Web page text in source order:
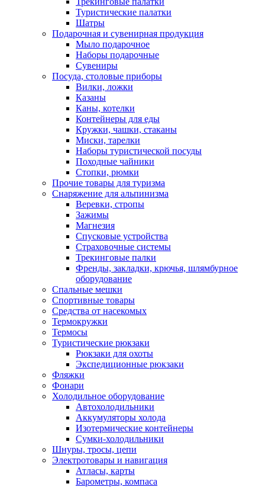
Туристические палатки
Шатры
Подарочная и сувенирная продукция
Мыло подарочное
Наборы подарочные
Сувениры
Посуда, столовые приборы
Вилки, ложки
Казаны
Каны, котелки
Контейнеры для еды
Кружки, чашки, стаканы
Миски, тарелки
Наборы туристической посуды
Походные чайники
Стопки, рюмки
Прочие товары для туризма
Снаряжение для альпинизма
Веревки, стропы
Зажимы
Магнезия
Спусковые устройства
Страховочные системы
Трекинговые палки
Френды, закладки, крючья, шлямбурное
оборудование
Спальные мешки
Спортивные товары
Средства от насекомых
Термокружки
Термосы
Туристические рюкзаки
Рюкзаки для охоты
Экспедиционные рюкзаки
Фляжки
Фонари
Холодильное оборудование
Автохолодильники
Аккумуляторы холода
Изотермические контейнеры
Сумки-холодильники
Шнуры, тросы, цепи
Электротовары и навигация
Атласы, карты
Барометры, компаса